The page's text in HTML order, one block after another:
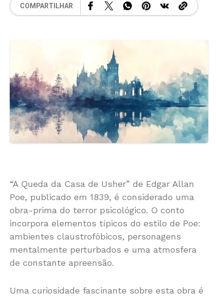
COMPARTILHAR
“A Queda da Casa de Usher” de Edgar Allan
Poe, publicado em 1839, é considerado uma
obra-prima do terror psicológico. O conto
incorpora elementos típicos do estilo de Poe:
ambientes claustrofóbicos, personagens
mentalmente perturbados e uma atmosfera
de constante apreensão.
Uma curiosidade fascinante sobre esta obra é